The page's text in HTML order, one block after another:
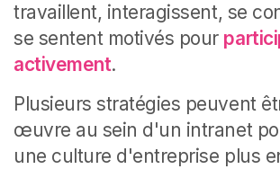
travaillent, interagissent, se
se sentent motivés pour
activement.
Plusieurs stratégies peuvent
œuvre au sein d'un intranet
une culture d'entreprise plus